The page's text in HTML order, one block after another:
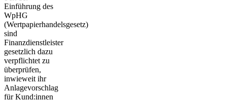
Einführung des
WpHG
(Wertpapierhandelsgesetz)
sind
Finanzdienstleister
gesetzlich dazu
verpflichtet zu
überprüfen,
inwieweit ihr
Anlagevorschlag
für Kund:innen